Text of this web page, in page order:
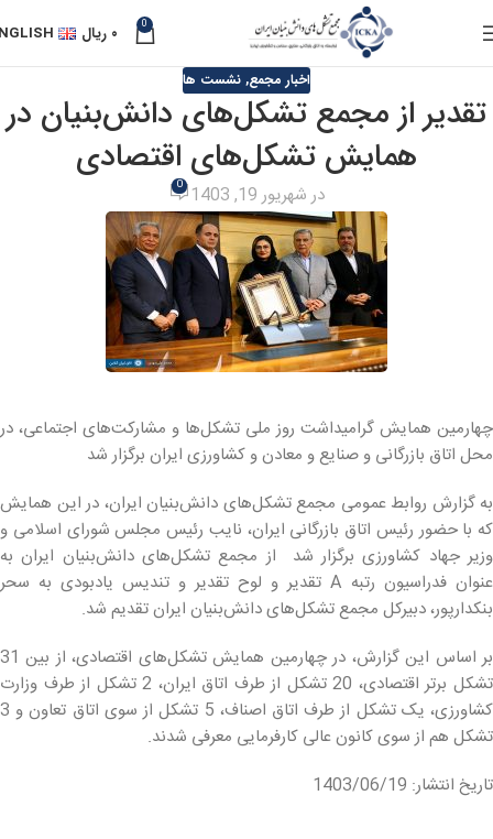
0 ۰ ریال
اخبار مجمع, نشست ها
تقدیر از مجمع تشکل‌های دانش‌بنیان در
همایش تشکل‌های اقتصادی
در شهریور 19, 1403 0
چهارمین همایش گرامیداشت روز ملی تشکل‌ها و مشارکت‌های اجتماعی، در
محل اتاق بازرگانی و صنایع و معادن و کشاورزی ایران برگزار شد
به گزارش روابط عمومی مجمع تشکل‌های دانش‌بنیان ایران، در این همایش
که با حضور رئیس اتاق بازرگانی ایران، نایب رئیس مجلس شورای اسلامی و
وزیر جهاد کشاورزی برگزار شد از مجمع تشکل‌های دانش‌بنیان ایران به
عنوان فدراسیون رتبه A تقدیر و لوح تقدیر و تندیس یادبودی به سحر
بنکدارپور، دبیرکل مجمع تشکل‌های دانش‌بنیان ایران تقدیم شد.
بر اساس این گزارش، در چهارمین همایش تشکل‌های اقتصادی، از بین 31
تشکل برتر اقتصادی، 20 تشکل از طرف اتاق ایران، 2 تشکل از طرف وزارت
کشاورزی، یک تشکل از طرف اتاق اصناف، 5 تشکل از سوی اتاق تعاون و 3
تشکل هم از سوی کانون عالی کارفرمایی معرفی شدند.
تاریخ انتشار: 1403/06/19